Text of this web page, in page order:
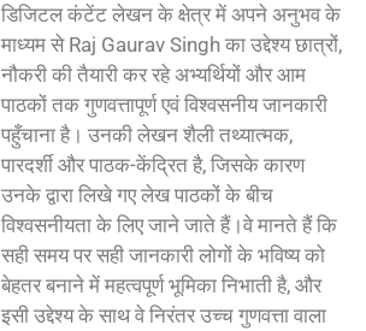
डिजिटल कंटेंट लेखन के क्षेत्र में अपने अनुभव के
माध्यम से Raj Gaurav Singh का उद्देश्य छात्रों,
नौकरी की तैयारी कर रहे अभ्यर्थियों और आम
पाठकों तक गुणवत्तापूर्ण एवं विश्वसनीय जानकारी
पहुँचाना है। उनकी लेखन शैली तथ्यात्मक,
पारदर्शी और पाठक-केंद्रित है, जिसके कारण
उनके द्वारा लिखे गए लेख पाठकों के बीच
विश्वसनीयता के लिए जाने जाते हैं।वे मानते हैं कि
सही समय पर सही जानकारी लोगों के भविष्य को
बेहतर बनाने में महत्वपूर्ण भूमिका निभाती है, और
इसी उद्देश्य के साथ वे निरंतर उच्च गुणवत्ता वाला